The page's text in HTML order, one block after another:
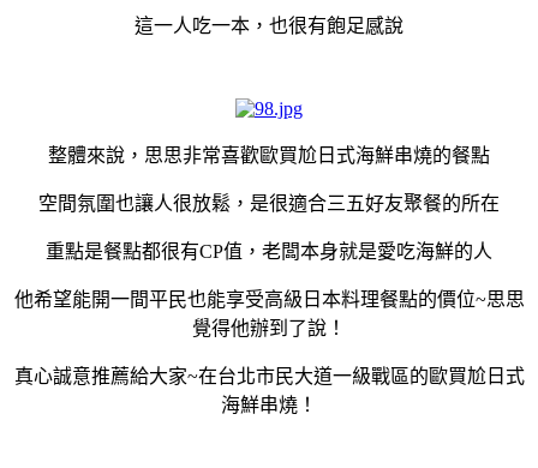
這一人吃一本，也很有飽足感說
整體來說，思思非常喜歡歐買尬日式海鮮串燒的餐點
空間氛圍也讓人很放鬆，是很適合三五好友聚餐的所在
重點是餐點都很有CP值，老闆本身就是愛吃海鮮的人
他希望能開一間平民也能享受高級日本料理餐點的價位~思思
覺得他辦到了說！
真心誠意推薦給大家~在台北市民大道一級戰區的歐買尬日式
海鮮串燒！